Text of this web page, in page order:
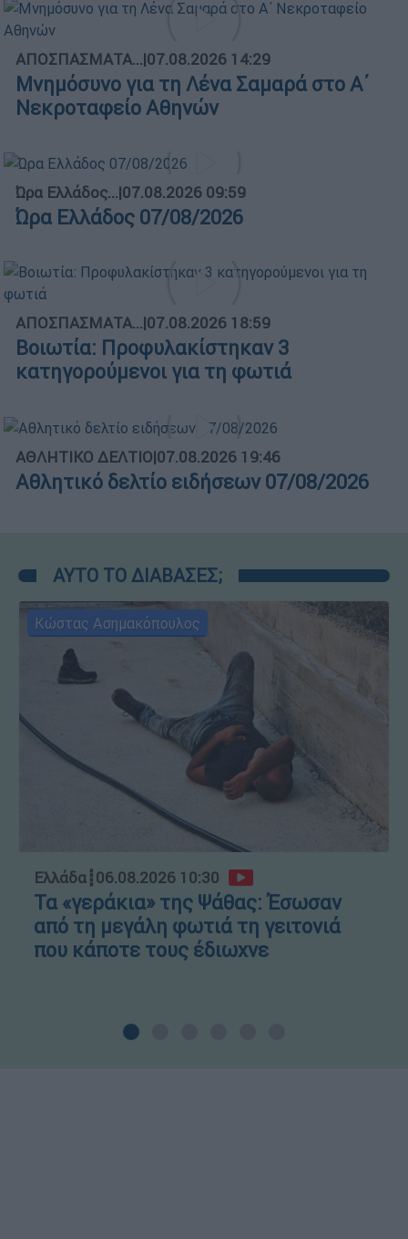
ΑΠΟΣΠΑΣΜΑΤΑ...|07.08.2026 14:29
Μνημόσυνο για τη Λένα Σαμαρά στο Α΄
Νεκροταφείο Αθηνών
Ώρα Ελλάδος...|07.08.2026 09:59
Ώρα Ελλάδος 07/08/2026
ΑΠΟΣΠΑΣΜΑΤΑ...|07.08.2026 18:59
Βοιωτία: Προφυλακίστηκαν 3
κατηγορούμενοι για τη φωτιά
ΑΘΛΗΤΙΚΟ ΔΕΛΤΙΟ|07.08.2026 19:46
Αθλητικό δελτίο ειδήσεων 07/08/2026
ΑΥΤΟ ΤΟ ΔΙΑΒΑΣΕΣ;
Κώστας Ασημακόπουλος
Ελλάδα┋06.08.2026 10:30
Τα «γεράκια» της Ψάθας: Έσωσαν
από τη μεγάλη φωτιά τη γειτονιά
που κάποτε τους έδιωχνε